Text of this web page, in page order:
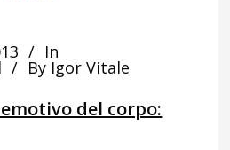
In
By Igor Vitale
del corpo: